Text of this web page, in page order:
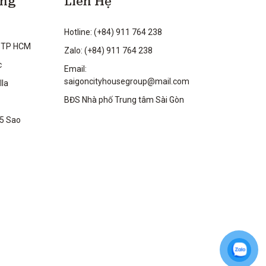
HCM
Sao
Hotline: (+84) 911 764 238
Zalo: (+84) 911 764 238
Email:
saigoncityhousegroup@mail.com
BĐS Nhà phố Trung tâm Sài Gòn